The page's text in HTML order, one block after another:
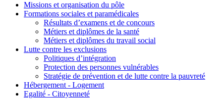
Missions et organisation du pôle
Formations sociales et paramédicales
Résultats d’examens et de concours
Métiers et diplômes de la santé
Métiers et diplômes du travail social
Lutte contre les exclusions
Politiques d’intégration
Protection des personnes vulnérables
Stratégie de prévention et de lutte contre la pauvreté
Hébergement - Logement
Egalité - Citoyenneté